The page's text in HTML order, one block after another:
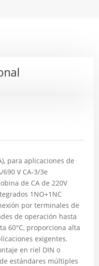
para aplicaciones de
V CA-3/3e
de CA de 220V
1NO+1NC
por terminales de
de operación hasta
60°C, proporciona alta
exigentes.
en riel DIN o
estándares múltiples